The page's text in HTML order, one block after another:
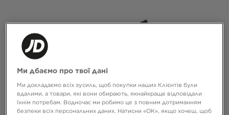
Ми дбаємо про твої дані
Ми докладаємо всіх зусиль, щоб покупки наших Клієнтів були
вдалими, а товари, які вони обирають, якнайкраще відповідали
їхнім потребам. Водночас ми робимо це з повним дотриманням
безпеки всіх персональних даних. Натисни «OK», якщо хочеш, щоб